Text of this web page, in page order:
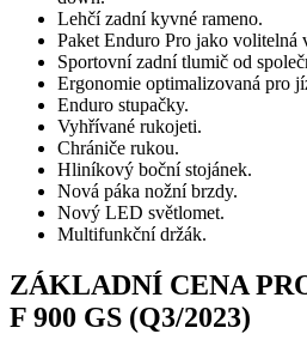
Lehčí zadní kyvné rameno.
Paket Enduro Pro jako volitelná
Sportovní zadní tlumič od
Ergonomie optimalizovaná pro
Enduro stupačky.
Vyhřívané rukojeti.
Chrániče rukou.
Hliníkový boční stojánek.
Nová páka nožní brzdy.
Nový LED světlomet.
Multifunkční držák.
ZÁKLADNÍ CENA
F 900 GS (Q3/2023)